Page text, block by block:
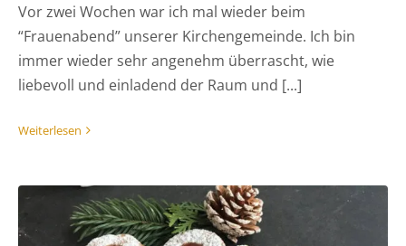
Vor zwei Wochen war ich mal wieder beim
“Frauenabend” unserer Kirchengemeinde. Ich bin
immer wieder sehr angenehm überrascht, wie
liebevoll und einladend der Raum und [...]
Weiterlesen